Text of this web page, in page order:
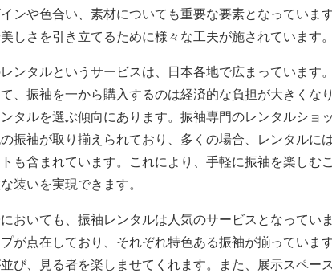
ンや色合い、素材についても重要な要素となっていま
しさを引き立てるために様々な工夫が施されています。
ンタルというサービスは、日本各地で広まっています
、振袖を一から購入するのは経済的な負担が大きくな
ンタルを選ぶ傾向にあります。振袖専門のレンタルショ
振袖が取り揃えられており、多くの場合、レンタルに
も含まれています。これにより、手軽に振袖を楽しむ
装いを実現できます。
おいても、振袖レンタルは人気のサービスとなってい
が点在しており、それぞれ特色ある振袖が揃っていま
び、見る者を楽しませてくれます。また、展示スペー